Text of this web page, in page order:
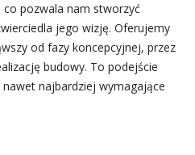
co pozwala nam stworzyć
jego wizję. Oferujemy
od fazy koncepcyjnej, przez
budowy. To podejście
najbardziej wymagające